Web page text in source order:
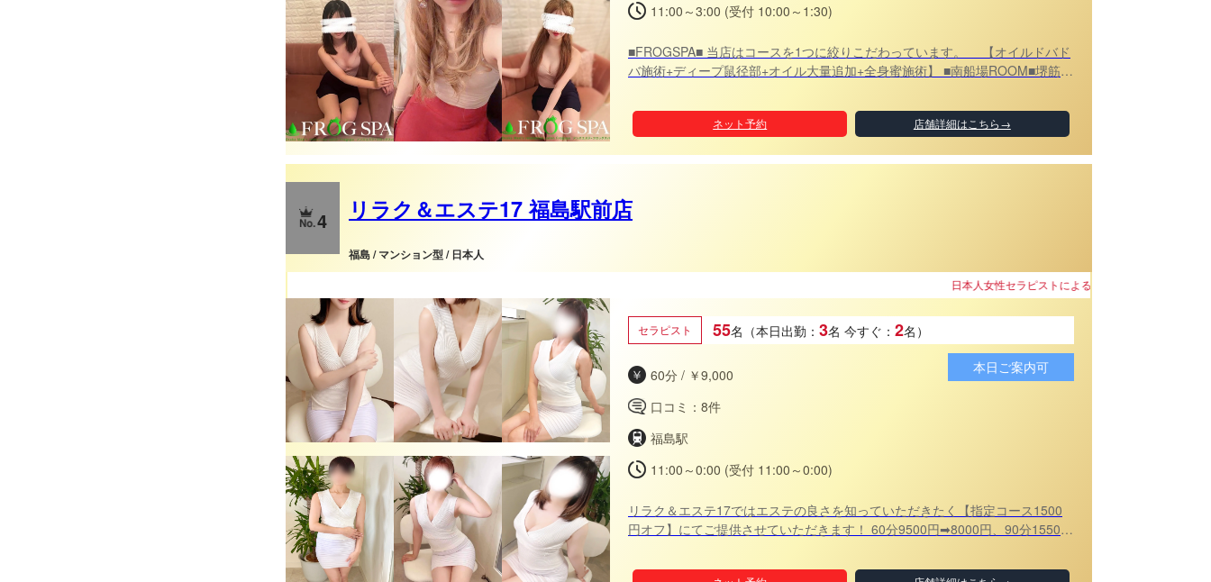
11:00～3:00 (受付 10:00～1:30)
■FROGSPA■ 当店はコースを1つに絞りこだわっています。 【オイルドバド
バ施術+ディープ鼠径部+オイル大量追加+全身蜜施術】 ■南船場ROOM■堺筋本
ませんので 団体様でのご利用もしやすくなっています。 《各イベントご紹
介》 ▼皆様ご利用可能な最安値イベント▼ 待ち時間《すぐ》のセラピストは
オフィシャルサイトに待ち時間の表記が御座います。 ◆ご新規様限定イベント
◇ 前日にご予約を頂けると【セラピスト指名料無料】にてご案内可能です。 ※
本指名様は適応外となります。 《当店の最寄り駅》 地下鉄各線「長堀橋駅」1
ネット予約 店舗詳細はこちら→
4 リラク＆エステ17 福島駅前店
福島 / マンション型 / 日本人
日本人女性セラピストによる優しい癒しをご提供！
セラピスト 55名（本日出勤： 3名 今すぐ： 2名）
60分 / ￥9,000
口コミ：8件
福島駅
11:00～0:00 (受付 11:00～0:00)
本日ご案内可
リラク＆エステ17ではエステの良さを知っていただきたく【指定コース1500
円オフ】にてご提供させていただきます！ 60分9500円➡8000円、90分15500
27500円➡26000円